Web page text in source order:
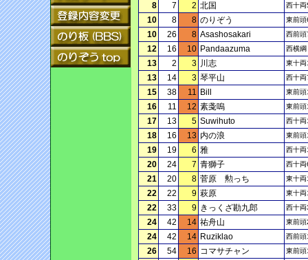
8 7 2 北国 西十両
10 8 8 のりぞう 東前頭
10 26 8 Asashosakari 西前頭
12 16 10 Pandaazuma 西横綱
13 2 3 川志 東十
13 14 3 琴平山 西十両
15 38 11 Bill 東前頭
16 11 12 素戔嗚 東前
17 13 5 Suwihuto 西十
18 16 13 内の浪 東前
19 19 6 雅 西十
20 24 7 青獅子 西十両
21 20 8 菅原 勲っち 東十
22 22 9 萩原 東十両
22 33 9 きっくざ勘九郎 西十両
24 42 14 祐舟山 東前頭
24 42 14 Ruziklao 西前頭
26 54 16 コマサチャン 東前